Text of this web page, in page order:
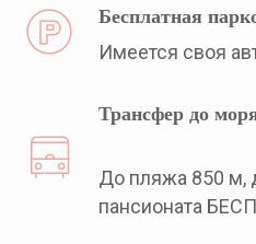
Бесплатная
Имеется своя
Трансфер до
До пляжа 850 м,
пансионата